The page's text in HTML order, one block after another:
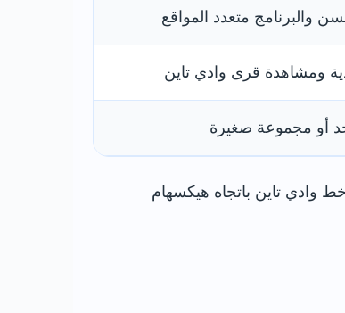
والبرنامج متعدد المواقع
ومشاهدة قرى وادي تاين
أو مجموعة صغيرة
وادي تاين باتجاه هيكسهام